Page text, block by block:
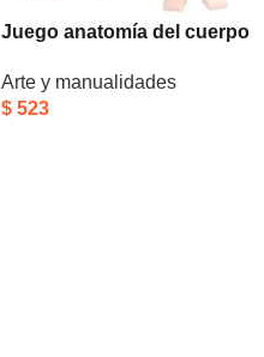
Juego anatomía del cuerpo
Arte y manualidades
$ 523